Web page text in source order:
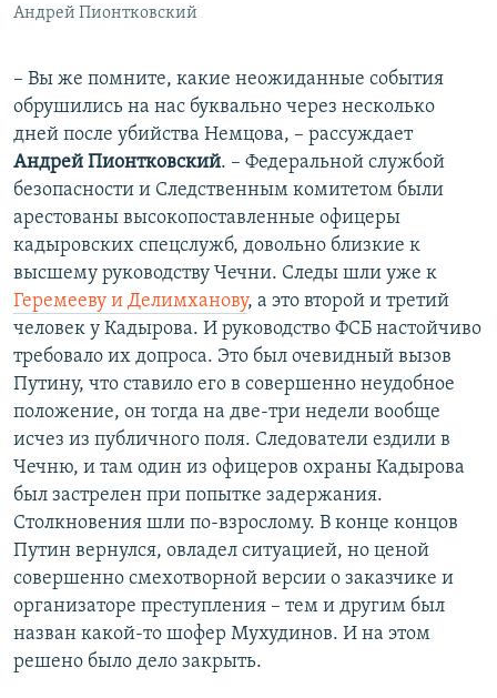
Андрей Пионтковский
– Вы же помните, какие неожиданные события
обрушились на нас буквально через несколько
дней после убийства Немцова, – рассуждает
Андрей Пионтковский. – Федеральной службой
безопасности и Следственным комитетом были
арестованы высокопоставленные офицеры
кадыровских спецслужб, довольно близкие к
высшему руководству Чечни. Следы шли уже к
Геремееву и Делимханову, а это второй и третий
человек у Кадырова. И руководство ФСБ настойчиво
требовало их допроса. Это был очевидный вызов
Путину, что ставило его в совершенно неудобное
положение, он тогда на две-три недели вообще
исчез из публичного поля. Следователи ездили в
Чечню, и там один из офицеров охраны Кадырова
был застрелен при попытке задержания.
Столкновения шли по-взрослому. В конце концов
Путин вернулся, овладел ситуацией, но ценой
совершенно смехотворной версии о заказчике и
организаторе преступления – тем и другим был
назван какой-то шофер Мухудинов. И на этом
решено было дело закрыть.